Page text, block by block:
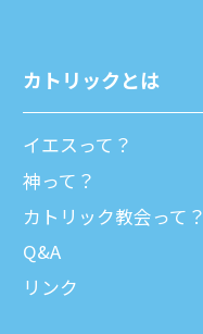
カトリックとは
イエスって？
神って？
カトリック教会って？
Q&A
リンク